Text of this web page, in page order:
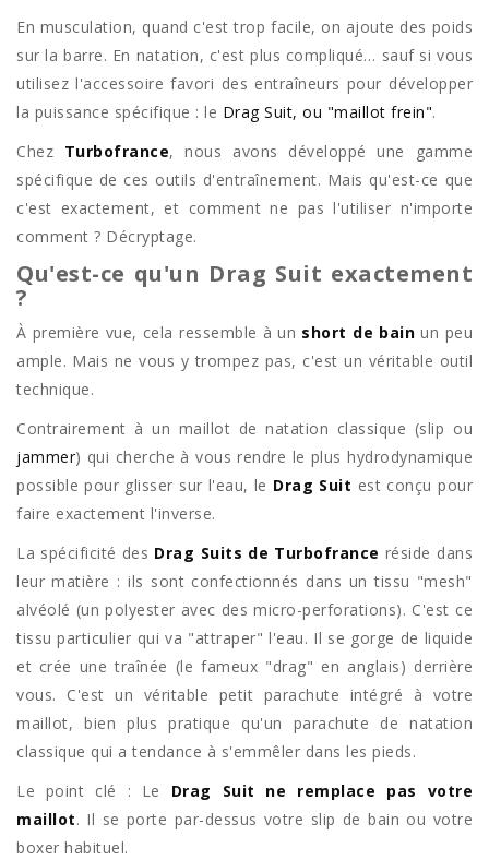
En musculation, quand c'est trop facile, on ajoute des poids
sur la barre. En natation, c'est plus compliqué… sauf si vous
utilisez l'accessoire favori des entraîneurs pour développer
la puissance spécifique : le Drag Suit, ou "maillot frein".
Chez Turbofrance, nous avons développé une gamme
spécifique de ces outils d'entraînement. Mais qu'est-ce que
c'est exactement, et comment ne pas l'utiliser n'importe
comment ? Décryptage.
Qu'est-ce qu'un Drag Suit exactement
?
À première vue, cela ressemble à un short de bain un peu
ample. Mais ne vous y trompez pas, c'est un véritable outil
technique.
Contrairement à un maillot de natation classique (slip ou
jammer) qui cherche à vous rendre le plus hydrodynamique
possible pour glisser sur l'eau, le Drag Suit est conçu pour
faire exactement l'inverse.
La spécificité des Drag Suits de Turbofrance réside dans
leur matière : ils sont confectionnés dans un tissu "mesh"
alvéolé (un polyester avec des micro-perforations). C'est ce
tissu particulier qui va "attraper" l'eau. Il se gorge de liquide
et crée une traînée (le fameux "drag" en anglais) derrière
vous. C'est un véritable petit parachute intégré à votre
maillot, bien plus pratique qu'un parachute de natation
classique qui a tendance à s'emmêler dans les pieds.
Le point clé : Le Drag Suit ne remplace pas votre
maillot. Il se porte par-dessus votre slip de bain ou votre
boxer habituel.